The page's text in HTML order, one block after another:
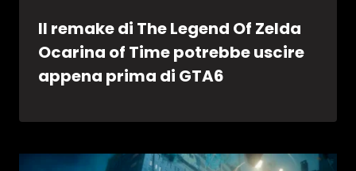
Il remake di The Legend Of Zelda
Ocarina of Time potrebbe uscire
appena prima di GTA6